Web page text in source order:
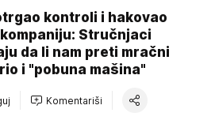
kontroli i hakovao
Stručnjaci
da li nam preti mračni
i "pobuna mašina"
Komentariši